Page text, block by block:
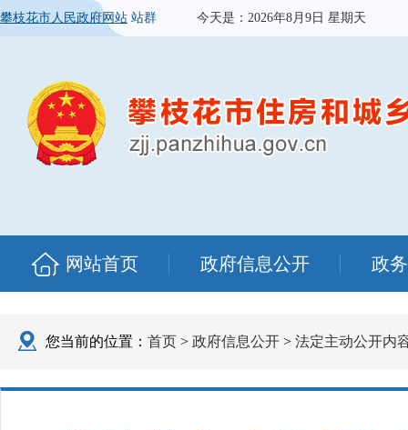
攀枝花市人民政府网站 站群 今天是： 2026年8月9日 星期天
网站首页 政府信息公开 政
您当前的位置： 首页 > 政府信息公开 > 法定主动公开内